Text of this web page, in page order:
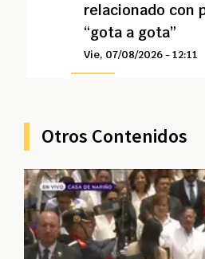
relacionado con
“gota a gota”
Vie, 07/08/2026 - 12:11
Otros Contenidos